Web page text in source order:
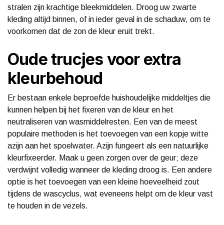
stralen zijn krachtige bleekmiddelen. Droog uw zwarte
kleding altijd binnen, of in ieder geval in de schaduw, om te
voorkomen dat de zon de kleur eruit trekt.
Oude trucjes voor extra
kleurbehoud
Er bestaan enkele beproefde huishoudelijke middeltjes die
kunnen helpen bij het fixeren van de kleur en het
neutraliseren van wasmiddelresten. Een van de meest
populaire methoden is het toevoegen van een kopje witte
azijn aan het spoelwater. Azijn fungeert als een natuurlijke
kleurfixeerder. Maak u geen zorgen over de geur; deze
verdwijnt volledig wanneer de kleding droog is. Een andere
optie is het toevoegen van een kleine hoeveelheid zout
tijdens de wascyclus, wat eveneens helpt om de kleur vast
te houden in de vezels.